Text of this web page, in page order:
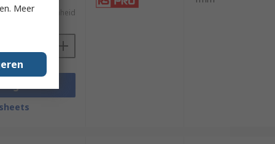
€ 0,03/eenheid
Meer